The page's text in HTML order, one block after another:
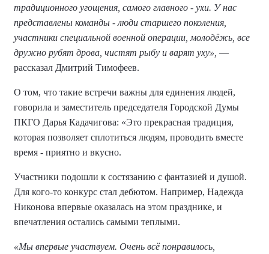
традиционного угощения, самого главного - ухи. У нас
представлены команды - люди старшего поколения,
участники специальной военной операции, молодёжь, все
дружно рубят дрова, чистят рыбу и варят уху», —
рассказал Дмитрий Тимофеев.
О том, что такие встречи важны для единения людей,
говорила и заместитель председателя Городской Думы
ПКГО Дарья Кадачигова: «Это прекрасная традиция,
которая позволяет сплотиться людям, проводить вместе
время - приятно и вкусно.
Участники подошли к состязанию с фантазией и душой.
Для кого-то конкурс стал дебютом. Например, Надежда
Никонова впервые оказалась на этом празднике, и
впечатления остались самыми теплыми.
«Мы впервые участвуем. Очень всё понравилось,